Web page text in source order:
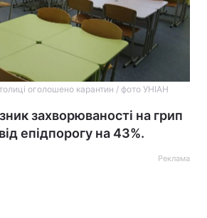
оголошено карантин / фото УНІАН
захворюваності на грип
епідпорогу на 43%.
Реклама